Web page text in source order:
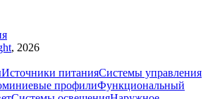
, 2026
Источники питанияСистемы управления
профилиФункциональный